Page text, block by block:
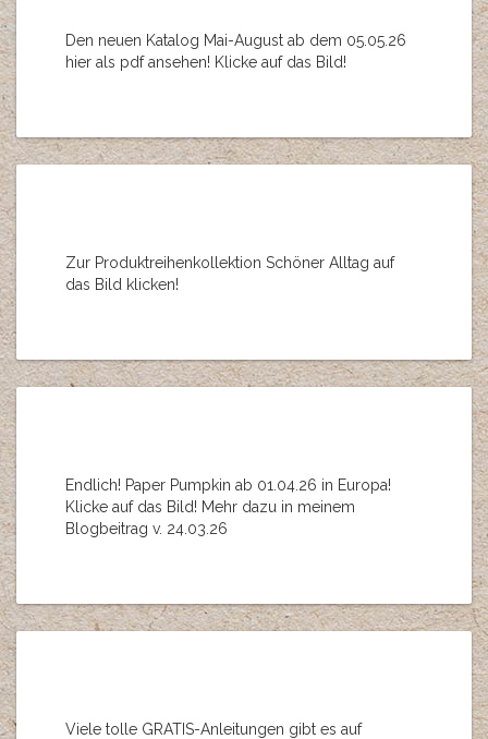
Den neuen Katalog Mai-August ab dem 05.05.26
hier als pdf ansehen! Klicke auf das Bild!
Zur Produktreihenkollektion Schöner Alltag auf
das Bild klicken!
Endlich! Paper Pumpkin ab 01.04.26 in Europa!
Klicke auf das Bild! Mehr dazu in meinem
Blogbeitrag v. 24.03.26
Viele tolle GRATIS-Anleitungen gibt es auf